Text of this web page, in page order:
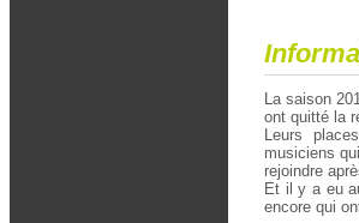
La saison
ont quitté la
Leurs
musiciens
rejoindre
Et il y a eu
encore qui